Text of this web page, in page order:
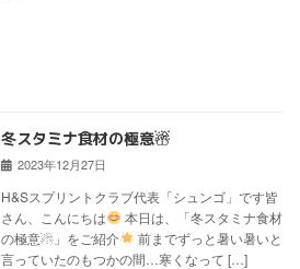
冬スタミナ食材の極意☃
2023年12月27日
H&Sスプリントクラブ代表「シュンゴ」です皆
さん、こんにちは
本日は、「冬スタミナ食材
の極意☃」をご紹介
前までずっと暑い暑いと
言っていたのもつかの間…寒くなって […]